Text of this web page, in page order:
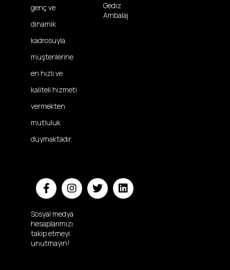
genç ve
dinamik
kadrosuyla
müşterilerine
en hızlı ve
kaliteli hizmeti
vermekten
mutluluk
duymaktadır.
Sosyal medya
hesaplarımızı
takip etmeyi
unutmayın!
Gediz
Ambalaj